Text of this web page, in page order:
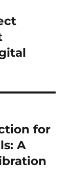
for
A